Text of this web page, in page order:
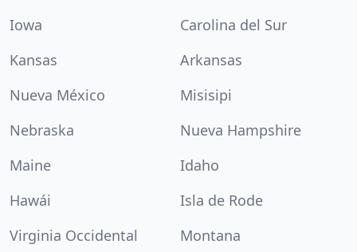
Iowa
Carolina del Sur
Kansas
Arkansas
Nueva México
Misisipi
Nebraska
Nueva Hampshire
Maine
Idaho
Hawái
Isla de Rode
Virginia Occidental
Montana